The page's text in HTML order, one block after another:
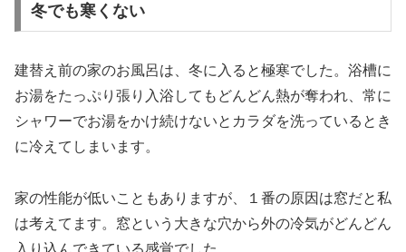
冬でも寒くない
建替え前の家のお風呂は、冬に入ると極寒でした。浴槽に
お湯をたっぷり張り入浴してもどんどん熱が奪われ、常に
シャワーでお湯をかけ続けないとカラダを洗っているとき
に冷えてしまいます。
家の性能が低いこともありますが、１番の原因は窓だと私
は考えてます。窓という大きな穴から外の冷気がどんどん
入り込んできている感覚でした。